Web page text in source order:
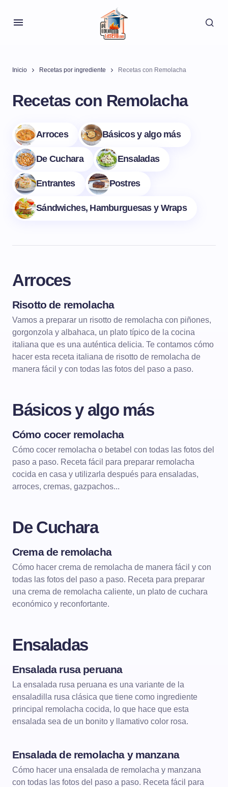
Inicio Recetas por ingrediente Recetas con Remolacha
Recetas con Remolacha
Arroces Básicos y algo más
De Cuchara Ensaladas
Entrantes Postres
Sándwiches, Hamburguesas y Wraps
Arroces
Risotto de remolacha
Vamos a preparar un risotto de remolacha con piñones,
gorgonzola y albahaca, un plato típico de la cocina
italiana que es una auténtica delicia. Te contamos cómo
hacer esta receta italiana de risotto de remolacha de
manera fácil y con todas las fotos del paso a paso.
Básicos y algo más
Cómo cocer remolacha
Cómo cocer remolacha o betabel con todas las fotos del
paso a paso. Receta fácil para preparar remolacha
cocida en casa y utilizarla después para ensaladas,
arroces, cremas, gazpachos...
De Cuchara
Crema de remolacha
Cómo hacer crema de remolacha de manera fácil y con
todas las fotos del paso a paso. Receta para preparar
una crema de remolacha caliente, un plato de cuchara
económico y reconfortante.
Ensaladas
Ensalada rusa peruana
La ensalada rusa peruana es una variante de la
ensaladilla rusa clásica que tiene como ingrediente
principal remolacha cocida, lo que hace que esta
ensalada sea de un bonito y llamativo color rosa.
Ensalada de remolacha y manzana
Cómo hacer una ensalada de remolacha y manzana
con todas las fotos del paso a paso. Receta fácil para